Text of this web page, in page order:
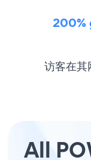
200%
访客在其
All